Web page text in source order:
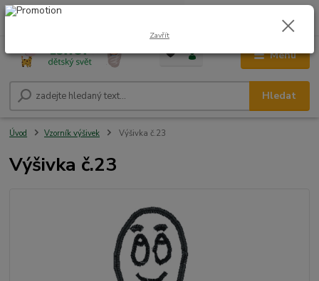
Menu
Hledat
+420 604 278 943 0,00 Kč
Úvod Vzorník výšivek Výšivka č.23
Výšivka č.23
Zavřít